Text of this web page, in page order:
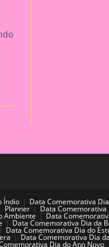
Índio Data Comemorativa
Planner Data Comemorativa
Ambiente Data
Data Comemorativa Dia da
Data Comemorativa Dia do
Data Comemorativa Dia
Dia do Ano Novo